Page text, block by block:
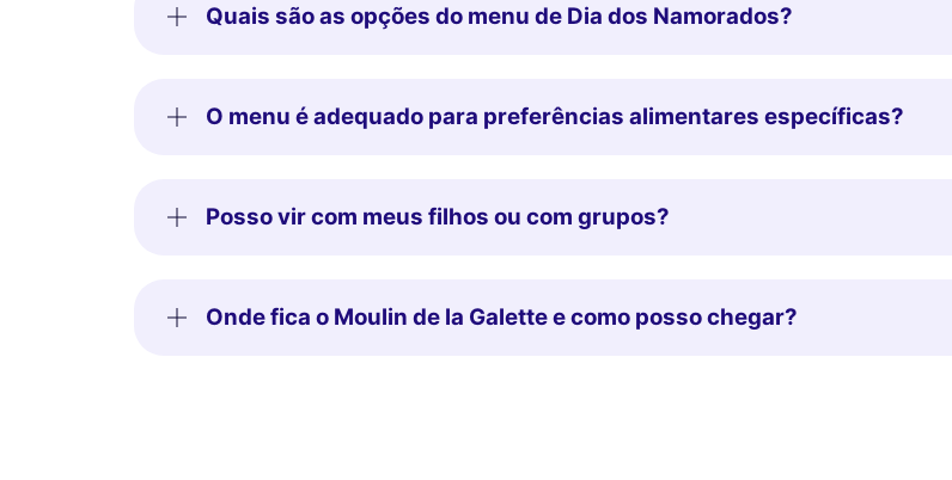
Quais são as opções do menu de Dia dos Namorados?
O menu é adequado para preferências alimentares específicas?
Posso vir com meus filhos ou com grupos?
Onde fica o Moulin de la Galette e como posso chegar?